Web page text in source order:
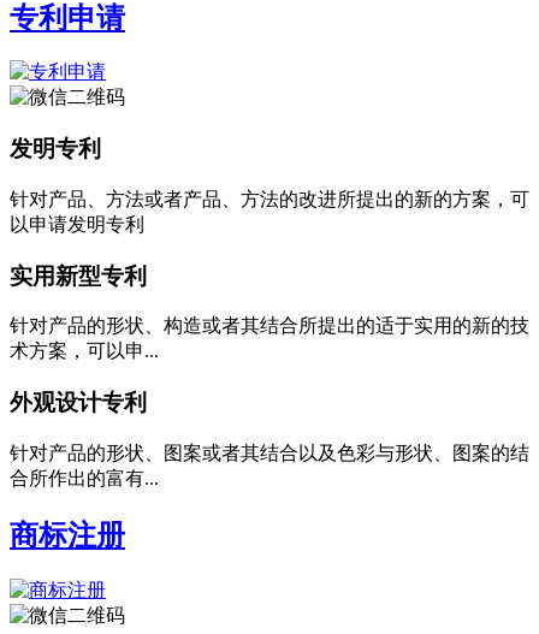
专利申请
发明专利
针对产品、方法或者产品、方法的改进所提出的新的方案，可
以申请发明专利
实用新型专利
针对产品的形状、构造或者其结合所提出的适于实用的新的技
术方案，可以申...
外观设计专利
针对产品的形状、图案或者其结合以及色彩与形状、图案的结
合所作出的富有...
商标注册